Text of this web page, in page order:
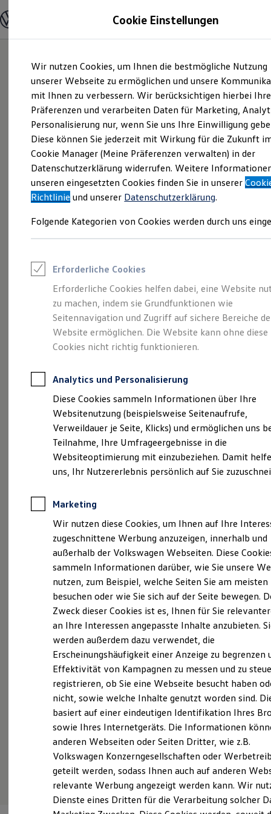
Hauptinhalt
springen
Footer
springen
Modelle und Konfigurator
Modelle vergleichen
Elektroautos
ENERGY Sondermodelle
Nutzfahrzeuge
SUV und CUV
Familienautos
Kombis
Kompaktwagen
Sportwagen
Schnell verfügbare Fahrzeuge
Angebote und Produkte
Aktuelle Angebote
E-Auto-Förderung
Volkswagen Marktplatz
Junge Gebrauchtwagen und Gebrauchtwagen
Saisonangebote
Leasing
Leasing-Angebote
Gebrauchtwagen Leasing
Junge Gebrauchtwagen-Leasing
Elektroauto Leasing
Kleinwagen-Leasing
Leasing ohne Anzahlung
Autokredit mit Schlussrate
Versicherungen und Garantien
Kfz-Versicherung
Restschuldversicherungen
Garantien
Wartungsverträge
Geschäftskunden
Professional Class bei Volkswagen
Großkunden
Behörden
Anpfiff zum Gewinn
Elektroautos
ID. Tutorials
Elektrofahrzeugkonzepte
Reichweite
Reichweite der ID. Modelle
Reichweite im Winter
Laden
Laden unterwegs
Laden Zuhause
Ladezeitensimulator
Batterie
Sicherheit
Garantie und Lebensdauer
Nachhaltigkeit
Technologie
Kosten und Kauf
Verbrauchskosten
Kaufoptionen
E-Auto-Förderung
Software und Konnektivität
Die ID. Software 6
ID. Software Versionen und Updates
Digitale Extras
Schnittstellen zu Ihrem ID.
Ganz schön groß. Der
Polo.
Impressum & Rechtliches)
Probefahrt vereinbaren
Fahrzeugangebot anfordern
Servicetermin buchen
Serviceanfrage stellen
Cookie Einstellungen
Wir nutzen Cookies, um Ihnen die bestmögliche Nutzung
unserer Webseite zu ermöglichen und unsere
mit Ihnen zu verbessern. Wir berücksichtigen hierbei Ihre
Präferenzen und verarbeiten Daten für Marketing,
Personalisierung nur, wenn Sie uns Ihre Einwilligung
Diese können Sie jederzeit mit Wirkung für die Zukunft
Cookie Manager (Meine Präferenzen verwalten) in der
Datenschutzerklärung widerrufen. Weitere
unseren eingesetzten Cookies finden Sie in unserer
Richtlinie und unserer Datenschutzerklärung.
Folgende Kategorien von Cookies werden durch uns
Erforderliche Cookies
Erforderliche Cookies helfen dabei, eine Website
zu machen, indem sie Grundfunktionen wie
Seitennavigation und Zugriff auf sichere Bereiche
Website ermöglichen. Die Website kann ohne diese
Cookies nicht richtig funktionieren.
Analytics und Personalisierung
Diese Cookies sammeln Informationen über Ihre
Websitenutzung (beispielsweise Seitenaufrufe,
Verweildauer je Seite, Klicks) und ermöglichen uns
Teilnahme, Ihre Umfrageergebnisse in die
Websiteoptimierung mit einzubeziehen. Damit
uns, Ihr Nutzererlebnis persönlich auf Sie
Marketing
Wir nutzen diese Cookies, um Ihnen auf Ihre
zugeschnittene Werbung anzuzeigen, innerhalb und
außerhalb der Volkswagen Webseiten. Diese
sammeln Informationen darüber, wie Sie unsere
nutzen, zum Beispiel, welche Seiten Sie am meisten
besuchen oder wie Sie sich auf der Seite bewegen.
Zweck dieser Cookies ist es, Ihnen für Sie
an Ihre Interessen angepasste Inhalte anzubieten.
werden außerdem dazu verwendet, die
Erscheinungshäufigkeit einer Anzeige zu begrenzen
Effektivität von Kampagnen zu messen und zu
registrieren, ob Sie eine Webseite besucht haben
nicht, sowie welche Inhalte genutzt worden sind.
basiert auf einer eindeutigen Identifikation Ihres
sowie Ihres Internetgeräts. Die Informationen
anderen Webseiten oder Seiten Dritter, wie z.B.
Volkswagen Konzerngesellschaften oder
geteilt werden, sodass Ihnen auch auf anderen
relevante Werbung angezeigt werden kann. Wir
Dienste eines Dritten für die Verarbeitung solcher